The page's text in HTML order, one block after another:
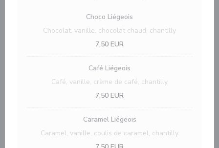
Choco Liégeois
Chocolat, vanille, chocolat chaud, chantilly
7,50 EUR
Café Liégeois
Café, vanille, crème de café, chantilly
7,50 EUR
Caramel Liégeois
Caramel, vanille, coulis de caramel, chantilly